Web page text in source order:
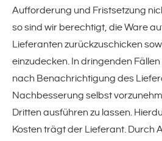
Aufforderung und Fristsetzung
so sind wir berechtigt, die Ware
Lieferanten zurückzuschicken
einzudecken. In dringenden
nach Benachrichtigung des
Nachbesserung selbst
Dritten ausführen zu lassen.
Kosten trägt der Lieferant. Durch